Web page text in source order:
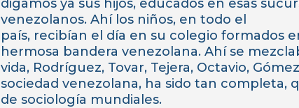
digamos ya sus hijos, educados en esas
venezolanos. Ahí los niños, en todo el
país, recibían el día en su colegio formados
hermosa bandera venezolana. Ahí se
vida, Rodríguez, Tovar, Tejera, Octavio,
sociedad venezolana, ha sido tan completa,
de sociología mundiales.